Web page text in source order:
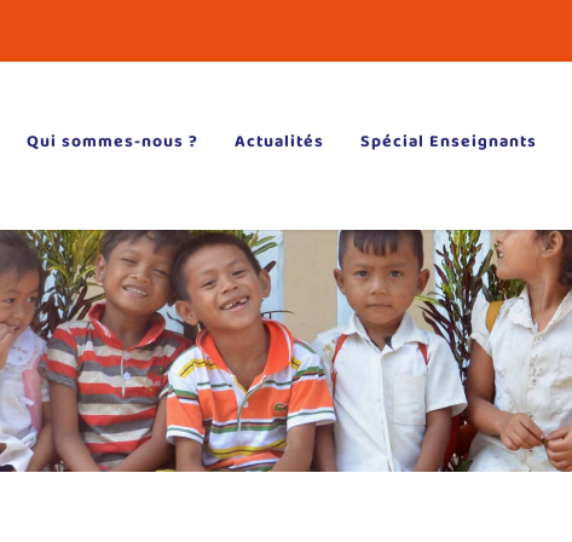
Qui sommes-nous ? Actualités Spécial Enseignants